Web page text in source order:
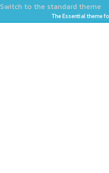
Switch to the standard theme
The Essentialtheme